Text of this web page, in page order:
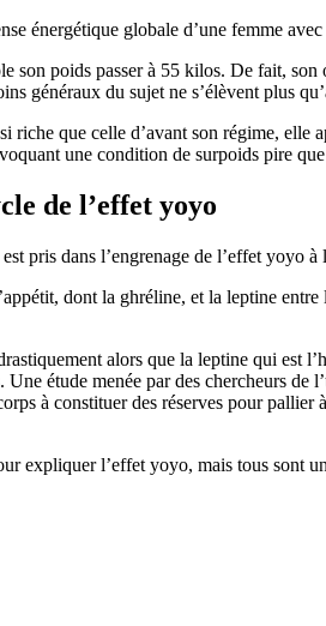
énergétique globale d’une femme
son poids passer à 55 kilos. De fait,
généraux du sujet ne s’élèvent plus
que celle d’avant son régime, elle
une condition de surpoids pire
de l’effet yoyo
pris dans l’engrenage de l’effet yoyo à
dont la ghréline, et la leptine
alors que la leptine qui est
étude menée par des chercheurs
à constituer des réserves pour
expliquer l’effet yoyo, mais tous sont